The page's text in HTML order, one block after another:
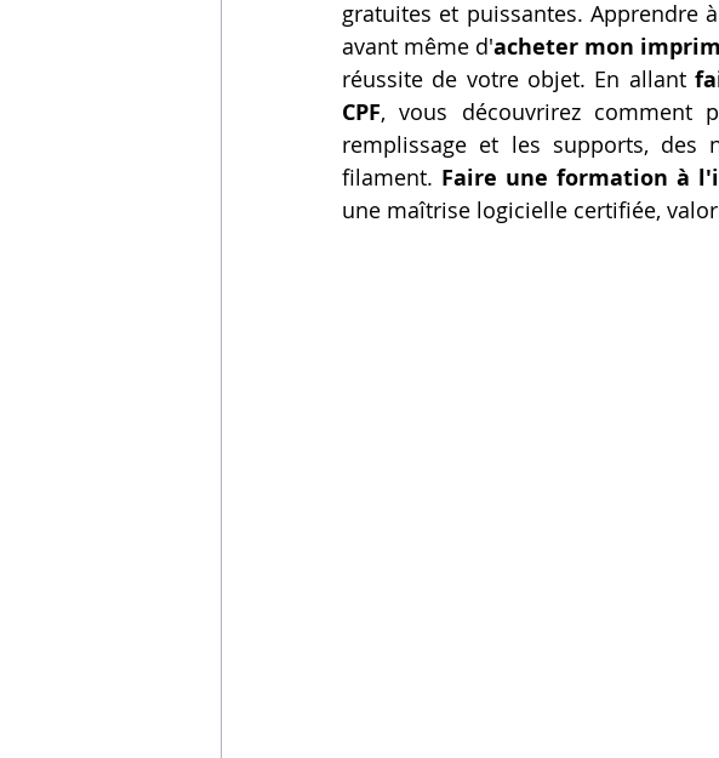
gratuites et puissantes. Apprendre
avant même d'acheter mon
réussite de votre objet. En allant
CPF, vous découvrirez comment
remplissage et les supports, des
filament. Faire une formation à
une maîtrise logicielle certifiée,